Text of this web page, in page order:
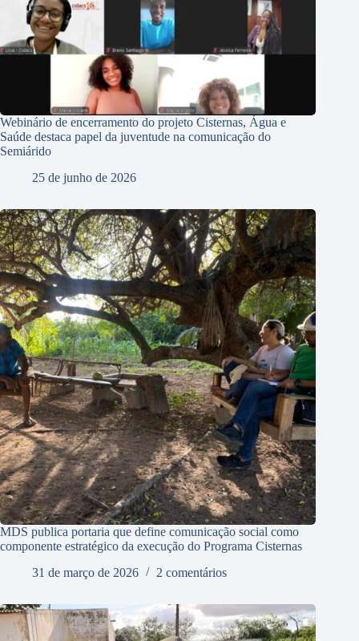
Webinário de encerramento do projeto Cisternas, Água e
Saúde destaca papel da juventude na comunicação do
Semiárido
25 de junho de 2026
MDS publica portaria que define comunicação social como
componente estratégico da execução do Programa Cisternas
31 de março de 2026
2 comentários